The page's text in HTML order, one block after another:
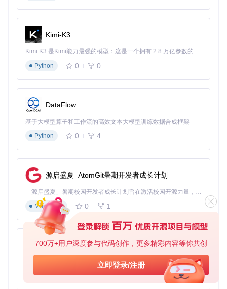
700万+用户深度参与代码创作，更多精彩内容等你共创
立即登录/注册
视觉特点 适用场景
中国水
远
梦幻星
深色背景搭配动态粒子
夜间音乐聆听
办公环境背景音乐
动漫场
景
活力
节日氛
喜庆元素装饰，应景设
进阶使用
：通过主题编辑器，用户可上传自定义背景图片，调
整界面透明度和动画效果，创建独一无二的个性化界面。
智能歌单管理：如何让音乐收藏井然有序？
：随着收藏歌曲增多，传统播放器的歌单管理功能往往显
得力不从心。
：洛雪音乐助手提供基于AI的智能分类和多维度标签系
统，支持歌单的自动整理和交叉引用。
：用户可轻松管理数千首歌曲，通过情绪、场景、风格等
多维度快速筛选音乐。
Kimi-K3
Kimi K3 是Kimi能力最强的模型：这是一个拥有 2.8 万亿参数的混合专家（MoE）模型，具备原生视觉理解能力，并支持 100 万 token 的上下文窗口。
Python
0 0
DataFlow
基于大模型算子和工作流的高效文本大模型训练数据合成框架
Python
0 4
源启盛夏_AtomGit暑期开发者成长计划
「源启盛夏」暑期校园开发者成长计划旨在激活校园开源力量，通过积分激励、认证扶持、资源倾斜等形式，引导高校组织和开发者完成「入驻 — 建项目 — 做贡献 — 获认证 — 得资源」的完整闭环。无论你是想带领社团入驻平台的组织者，还是希望用代码贡献证明自己的开发者，都能在这里找到属于你的成长路径。
Markdown
0 1
py-xiaozhi
基于Python的Xiaozhi AI，适用于想要完整Xiaozhi体验而无需拥有专用硬件的用户。
Python
0 1